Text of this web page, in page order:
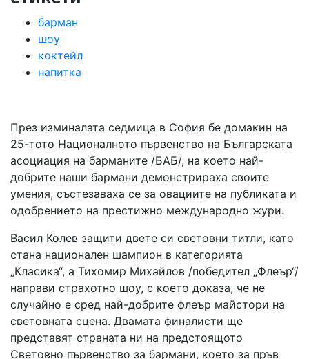
барман
шоу
коктейл
напитка
През изминалата седмица в София бе домакин на
25-тото Националното първенство на Българската
асоциация на барманите /БАБ/, на което най-
добрите наши бармани демонстрираха своите
умения, състезаваха се за овациите на публиката и
одобрението на престижно международно жури.
Васил Колев защити двете си световни титли, като
стана национален шампион в категорията
„Класика“, а Тихомир Михайлов /победител „Флеър“/
направи страхотно шоу, с което доказа, че не
случайно е сред най-добрите флеър майстори на
световната сцена. Двамата финалисти ще
представят страната ни на предстоящото
Световно първенство за бармани, което за пръв